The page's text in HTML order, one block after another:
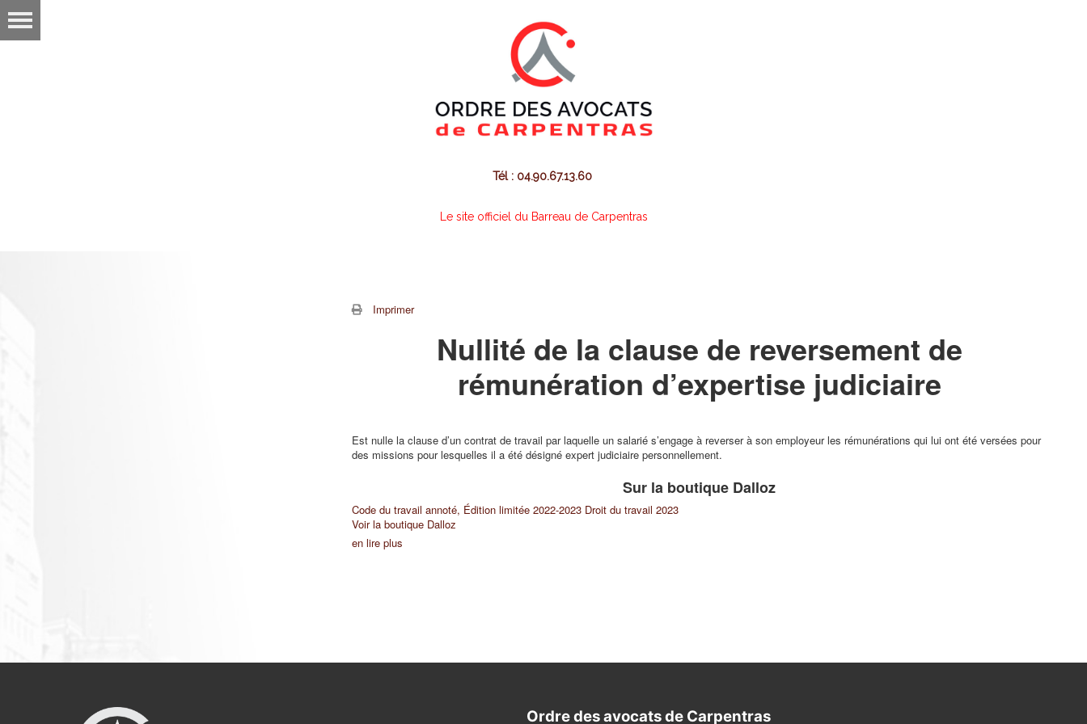
Tél : 04.90.67.13.60
Le site officiel du Barreau de Carpentras
Imprimer
Nullité de la clause de reversement de
rémunération d’expertise judiciaire
Est nulle la clause d’un contrat de travail par laquelle un salarié s’engage à reverser à son employeur les rémunérations qui lui ont été versées pour
des missions pour lesquelles il a été désigné expert judiciaire personnellement.
Sur la boutique Dalloz
Code du travail annoté, Édition limitée 2022-2023 Droit du travail 2023
Voir la boutique Dalloz
en lire plus
Ordre des avocats de Carpentras